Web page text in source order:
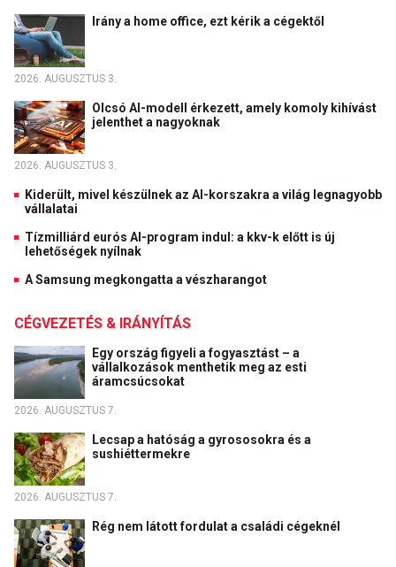
Irány a home office, ezt kérik a cégektől
2026. AUGUSZTUS 3.
Olcsó AI-modell érkezett, amely komoly kihívást
jelenthet a nagyoknak
2026. AUGUSZTUS 3.
Kiderült, mivel készülnek az AI-korszakra a világ legnagyobb
vállalatai
Tízmilliárd eurós AI-program indul: a kkv-k előtt is új
lehetőségek nyílnak
A Samsung megkongatta a vészharangot
CÉGVEZETÉS & IRÁNYÍTÁS
Egy ország figyeli a fogyasztást – a
vállalkozások menthetik meg az esti
áramcsúcsokat
2026. AUGUSZTUS 7.
Lecsap a hatóság a gyrososokra és a
sushiéttermekre
2026. AUGUSZTUS 7.
Rég nem látott fordulat a családi cégeknél